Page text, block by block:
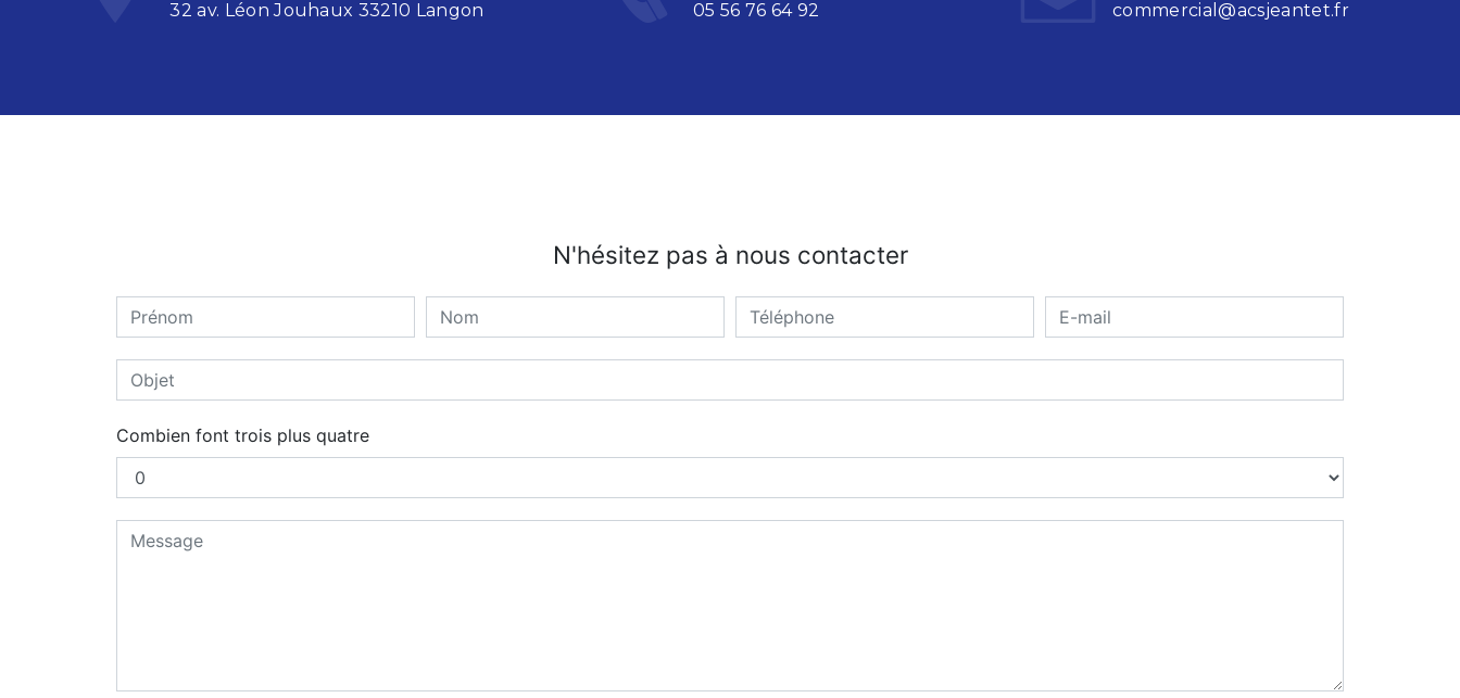
32 av. Léon Jouhaux 33210 Langon 05 56 76 64 92 commercial@acsjeantet.fr
N'hésitez pas à nous contacter
Combien font trois plus quatre